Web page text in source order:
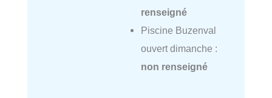
renseigné
Piscine Buzenval
ouvert dimanche :
non renseigné